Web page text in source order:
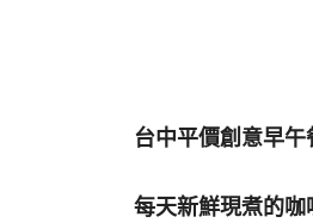
台中平價創意早
每天新鮮現煮的